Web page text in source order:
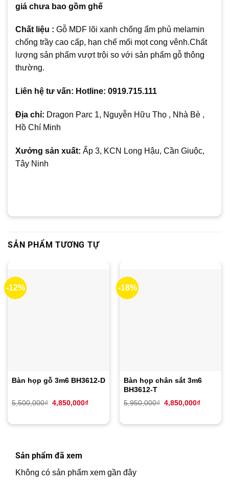
giá chưa bao gồm ghế
Chất liệu : Gỗ MDF lõi xanh chống ẩm phủ melamin
chống trầy cao cấp, hạn chế mối mọt cong vênh.Chất
lượng sản phẩm vượt trội so với sản phẩm gỗ thông
thường.
Liên hệ tư vấn: Hotline: 0919.715.111
Địa chỉ: Dragon Parc 1, Nguyễn Hữu Thọ , Nhà Bè ,
Hồ Chí Minh
Xưởng sản xuất: Ấp 3, KCN Long Hậu, Cần Giuộc,
Tây Ninh
SẢN PHẨM TƯƠNG TỰ
-12%
Bàn họp gỗ 3m6 BH3612-D
5,500,000₫ Giá
gốc
4,850,000₫Giá
-18%
Bàn họp chân sắt 3m6
BH3612-T
5,950,000₫ Giá
gốc
4,850,000₫Giá
Sản phẩm đã xem
Không có sản phẩm xem gần đây